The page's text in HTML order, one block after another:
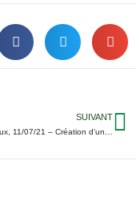
SUIVANT